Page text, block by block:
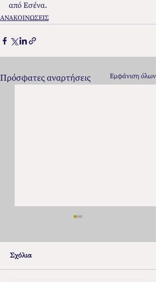
από Εσένα.
ΑΝΑΚΟΙΝΩΣΕΙΣ
Πρόσφατες αναρτήσεις Εμφάνιση όλων
Σχόλια